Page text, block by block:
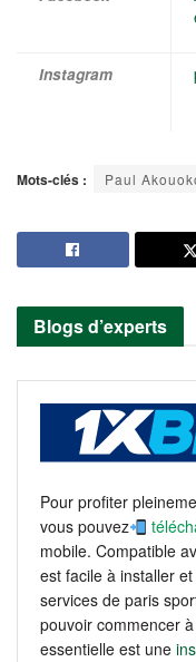
Instagram
Mots-clés : Paul
Blogs d’experts
Pour profiter
vous pouvez
mobile. Compatible
est facile à installer
services de paris
pouvoir commencer
essentielle est une